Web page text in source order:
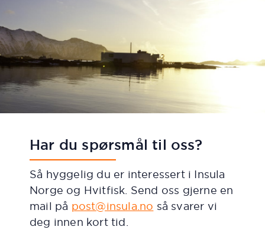
Har du spørsmål til oss?
Så hyggelig du er interessert i Insula
Norge og Hvitfisk. Send oss gjerne en
mail på post@insula.no så svarer vi
deg innen kort tid.